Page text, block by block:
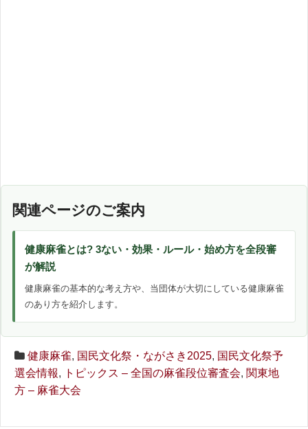
関連ページのご案内
健康麻雀とは? 3ない・効果・ルール・始め方を全段審
が解説
健康麻雀の基本的な考え方や、当団体が大切にしている健康麻雀
のあり方を紹介します。
健康麻雀, 国民文化祭・ながさき2025, 国民文化祭予
選会情報, トピックス – 全国の麻雀段位審査会, 関東地
方 – 麻雀大会